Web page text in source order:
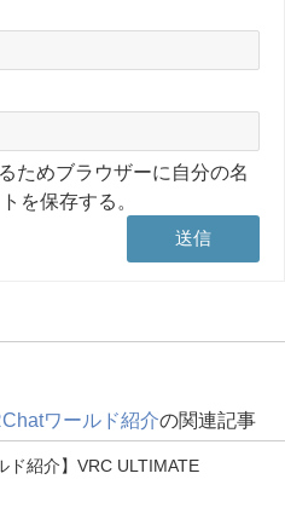
ためブラウザーに自分の名
を保存する。
ワールド紹介の関連記事
ド紹介】VRC ULTIMATE